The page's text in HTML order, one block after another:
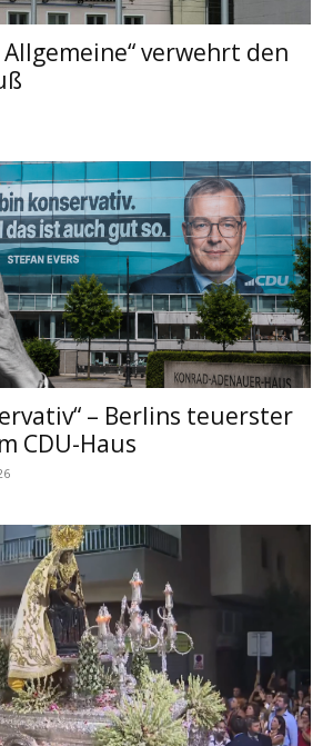
verwehrt den
– Berlins teuerster
CDU-Haus